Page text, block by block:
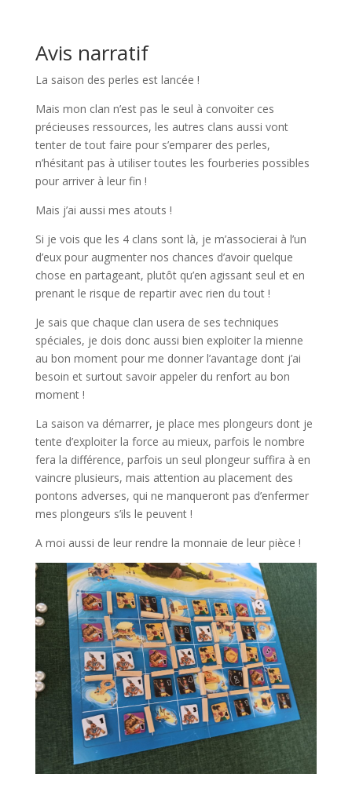
Avis narratif
La saison des perles est lancée !
Mais mon clan n’est pas le seul à convoiter ces
précieuses ressources, les autres clans aussi vont
tenter de tout faire pour s’emparer des perles,
n’hésitant pas à utiliser toutes les fourberies possibles
pour arriver à leur fin !
Mais j’ai aussi mes atouts !
Si je vois que les 4 clans sont là, je m’associerai à l’un
d’eux pour augmenter nos chances d’avoir quelque
chose en partageant, plutôt qu’en agissant seul et en
prenant le risque de repartir avec rien du tout !
Je sais que chaque clan usera de ses techniques
spéciales, je dois donc aussi bien exploiter la mienne
au bon moment pour me donner l’avantage dont j’ai
besoin et surtout savoir appeler du renfort au bon
moment !
La saison va démarrer, je place mes plongeurs dont je
tente d’exploiter la force au mieux, parfois le nombre
fera la différence, parfois un seul plongeur suffira à en
vaincre plusieurs, mais attention au placement des
pontons adverses, qui ne manqueront pas d’enfermer
mes plongeurs s’ils le peuvent !
A moi aussi de leur rendre la monnaie de leur pièce !